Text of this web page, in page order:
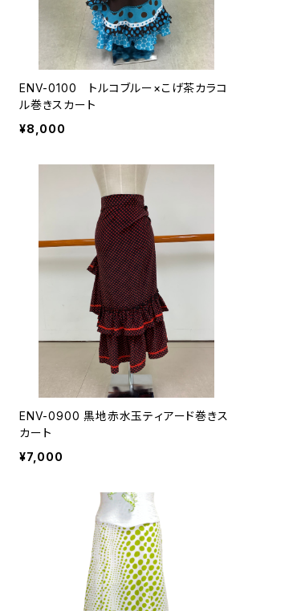
ENV-0100 トルコブルー×こげ茶カラコ
ル巻きスカート
¥8,000
ENV-0900 黒地赤水玉ティアード巻きス
カート
¥7,000